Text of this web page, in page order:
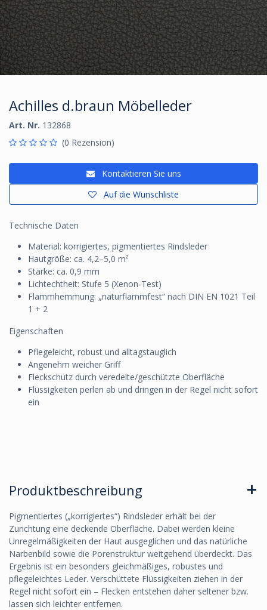
Achilles d.braun Möbelleder
Art. Nr. 132868
(0 Rezension)
Kontaktieren Sie uns
Auf die Wunschliste
Technische Daten
Material: korrigiertes, pigmentiertes Rindsleder
Hautgröße: ca. 4,2–5,0 m²
Stärke: ca. 0,9 mm
Lichtechtheit: Stufe 5 (Xenon-Test)
Flammhemmung: „naturflammfest“ nach DIN EN 1021 Teil
1 + 2
Eigenschaften
Pflegeleicht, robust und alltagstauglich
Angenehm weicher Griff
Fleckschutz durch veredelte/geschützte Oberfläche
Flüssigkeiten perlen ab und dringen in der Regel nicht sofort
ein
Produktbeschreibung
Pigmentiertes („korrigiertes“) Rindsleder erhält bei der
Zurichtung eine deckende Oberfläche. Dabei werden kleine
Unregelmäßigkeiten der Haut ausgeglichen und das natürliche
Narbenbild sowie die Porenstruktur weitgehend überdeckt. Das
Ergebnis ist ein besonders gleichmäßiges, robustes und
pflegeleichtes Leder. Verschüttete Flüssigkeiten ziehen in der
Regel nicht sofort ein – Flecken entstehen daher seltener bzw.
lassen sich leichter entfernen.